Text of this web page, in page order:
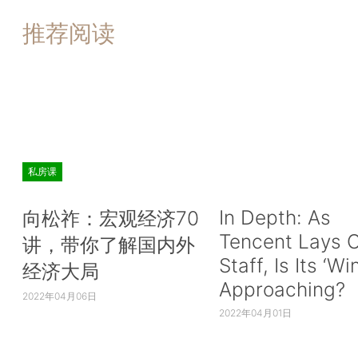
推荐阅读
私房课
向松祚：宏观经济70
讲，带你了解国内外
经济大局
2022年04月06日
In Depth: As
Tencent Lays
Staff, Is Its
Approaching?
2022年04月01日